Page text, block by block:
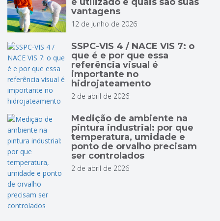
vantagens
12 de junho de 2026
SSPC-VIS 4 / NACE VIS 7: o
que é e por que essa
referência visual é
importante no
hidrojateamento
2 de abril de 2026
Medição de ambiente na
pintura industrial: por que
temperatura, umidade e
ponto de orvalho precisam
ser controlados
2 de abril de 2026